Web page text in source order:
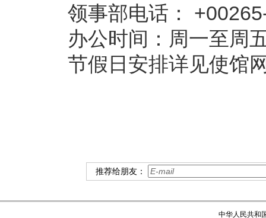
领事部电话：
办公时间：周一至周五
节假日安排详见使馆
推荐给朋友：
中华人民共和